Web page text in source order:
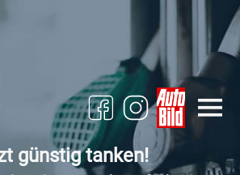
günstig tanken!